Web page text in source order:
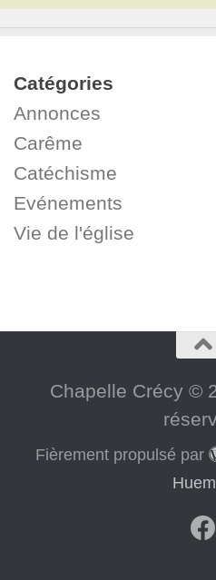
Catégories
Annonces
Carême
Catéchisme
Evénements
Vie de l'église
Chapelle Crécy ©
Fièrement propulsé par